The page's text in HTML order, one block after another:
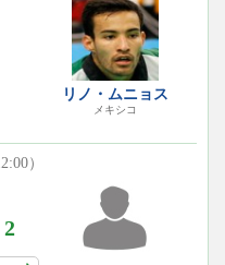
リノ・ムニョス
メキシコ
）
2